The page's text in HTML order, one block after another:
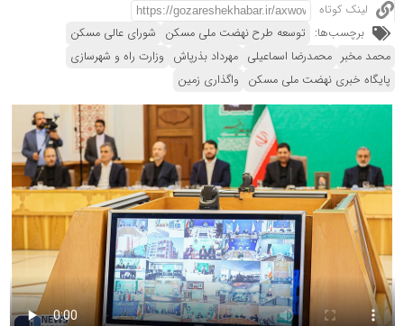
لینک کوتاه
برچسب‌ها: توسعه طرح نهضت ملی مسکن شورای عالی مسکن
محمد مخبر محمدرضا اسماعیلی مهرداد بذرپاش وزارت راه و شهرسازی
پایگاه خبری نهضت ملی مسکن واگذاری زمین